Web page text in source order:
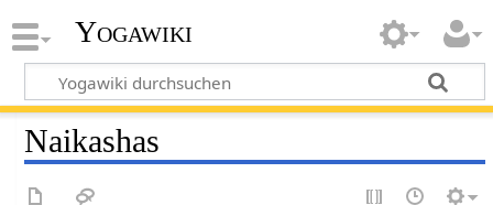
Yogawiki
Naikashas